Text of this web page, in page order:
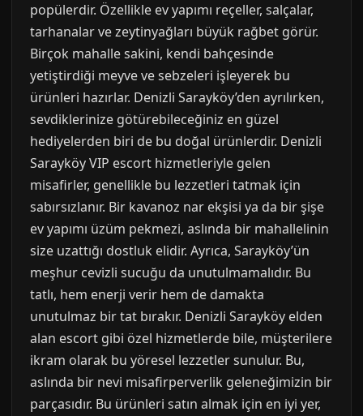
popülerdir. Özellikle ev yapımı reçeller, salçalar,
tarhanalar ve zeytinyağları büyük rağbet görür.
Birçok mahalle sakini, kendi bahçesinde
yetiştirdiği meyve ve sebzeleri işleyerek bu
ürünleri hazırlar. Denizli Sarayköy’den ayrılırken,
sevdiklerinize götürebileceğiniz en güzel
hediyelerden biri de bu doğal ürünlerdir. Denizli
Sarayköy VIP escort hizmetleriyle gelen
misafirler, genellikle bu lezzetleri tatmak için
sabırsızlanır. Bir kavanoz nar ekşisi ya da bir şişe
ev yapımı üzüm pekmezi, aslında bir mahallelinin
size uzattığı dostluk elidir. Ayrıca, Sarayköy’ün
meşhur cevizli sucuğu da unutulmamalıdır. Bu
tatlı, hem enerji verir hem de damakta
unutulmaz bir tat bırakır. Denizli Sarayköy elden
alan escort gibi özel hizmetlerde bile, müşterilere
ikram olarak bu yöresel lezzetler sunulur. Bu,
aslında bir nevi misafirperverlik geleneğimizin bir
parçasıdır. Bu ürünleri satın almak için en iyi yer,